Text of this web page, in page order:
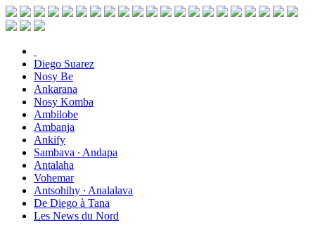
Diego Suarez
Nosy Be
Ankarana
Nosy Komba
Ambilobe
Ambanja
Ankify
Sambava ∙ Andapa
Antalaha
Vohemar
Antsohihy ∙ Analalava
De Diego à Tana
Les News du Nord